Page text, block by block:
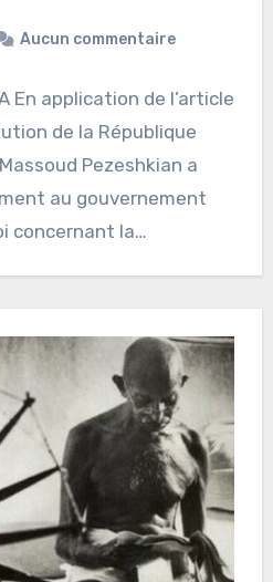
Aucun commentaire
En application de l’article
de la République
Pezeshkian a
au gouvernement
concernant la…